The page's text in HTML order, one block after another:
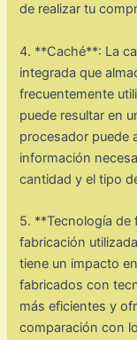
de realizar tu
4. **Caché**: La
integrada que
frecuentemente
puede resultar en
procesador puede
información
cantidad y el tipo
5. **Tecnología de
fabricación
tiene un impacto
fabricados con
más eficientes y
comparación con